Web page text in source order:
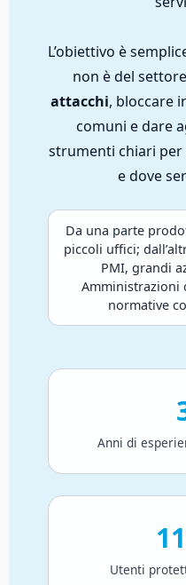
L’obiettivo è
non è del
attacchi, bloccare
comuni e dare
strumenti chiari per
e dove
Da una parte
piccoli uffici;
PMI, grandi
Amministrazioni
normative
Anni di
Utenti